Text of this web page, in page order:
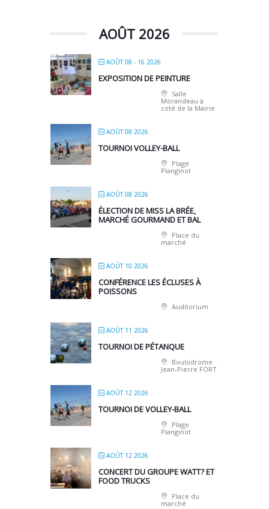
AOÛT 2026
AOÛT 08 - 16 2026
EXPOSITION DE PEINTURE
Salle
Morandeau à
coté de la Mairie
AOÛT 08 2026
TOURNOI VOLLEY-BALL
Plage
Planginot
AOÛT 08 2026
ÉLECTION DE MISS LA BRÉE,
MARCHÉ GOURMAND ET BAL
Place du
marché
AOÛT 10 2026
CONFÉRENCE LES ÉCLUSES À
POISSONS
Auditorium
AOÛT 11 2026
TOURNOI DE PÉTANQUE
Boulodrome
Jean-Pierre FORT
AOÛT 12 2026
TOURNOI DE VOLLEY-BALL
Plage
Planginot
AOÛT 12 2026
CONCERT DU GROUPE WATT? ET
FOOD TRUCKS
Place du
marché